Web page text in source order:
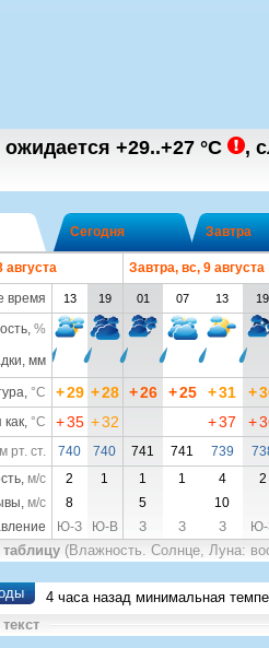
+29..+27 °C ,
Сегодня Завтра
августа Завтра, вс, 9 августа
время
13 19 01 07 13 19
, %
мм
, °C +29 +28 +26 +25 +31 +
, °C +35 +32 +37 +
рт. ст. 740 740 741 741 739
м/с 2 1 1 1 4 2
м/с 8 5 10
Ю-З Ю-В З З З Ю-
таблицу (Влажность. Солнце, Луна:
4 часа назад минимальная